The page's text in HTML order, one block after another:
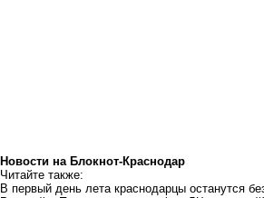
Новости на Блoкнoт-Краснодар
Читайте также:
В первый день лета краснодарцы останутся